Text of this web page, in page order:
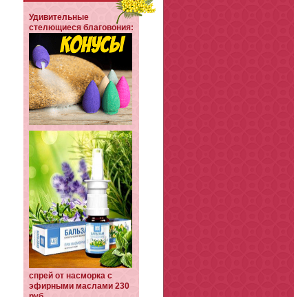
Удивительные
стелющиеся благовония:
спрей от насморка с
эфирными маслами 230